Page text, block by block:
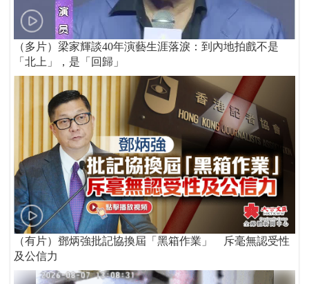
（多片）梁家輝談40年演藝生涯落淚：到內地拍戲不是
「北上」，是「回歸」
（有片）鄧炳強批記協換屆「黑箱作業」 斥毫無認受性
及公信力